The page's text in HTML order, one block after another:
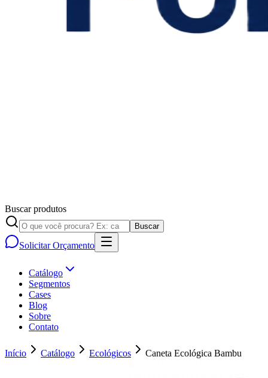
Buscar produtos
Buscar
Solicitar Orçamento
Catálogo
Segmentos
Cases
Blog
Sobre
Contato
Início Catálogo Ecológicos Caneta Ecológica Bambu